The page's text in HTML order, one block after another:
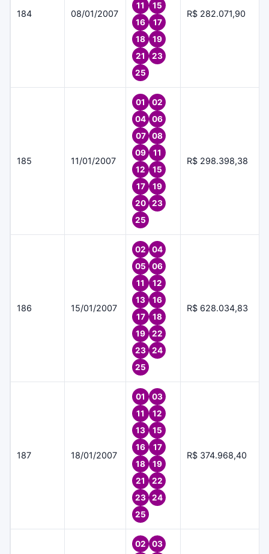
184 08/01/2007
11
15
16
17
18
19
21
23
25
R$ 282.071,90
185 11/01/2007
01
02
04
06
07
08
09
11
12
15
17
19
20
23
25
R$ 298.398,38
186 15/01/2007
02
04
05
06
11
12
13
16
17
18
19
22
23
24
25
R$ 628.034,83
187 18/01/2007
01
03
11
12
13
15
16
17
18
19
21
22
23
24
25
R$ 374.968,40
02
03